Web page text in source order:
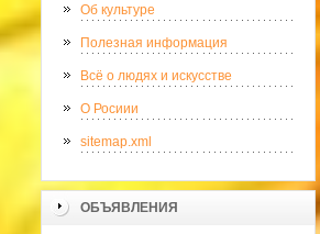
Об культуре
Полезная информация
Всё о людях и искусстве
О Росиии
sitemap.xml
ОБЪЯВЛЕНИЯ